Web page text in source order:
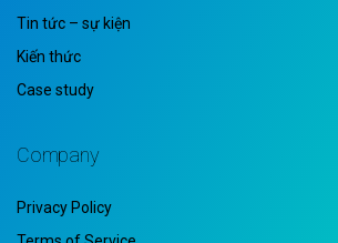
Tin tức – sự kiện
Kiến thức
Case study
Company
Privacy Policy